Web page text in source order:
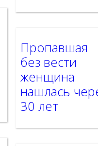
Пропавшая
без вести
женщина
нашлась
30 лет